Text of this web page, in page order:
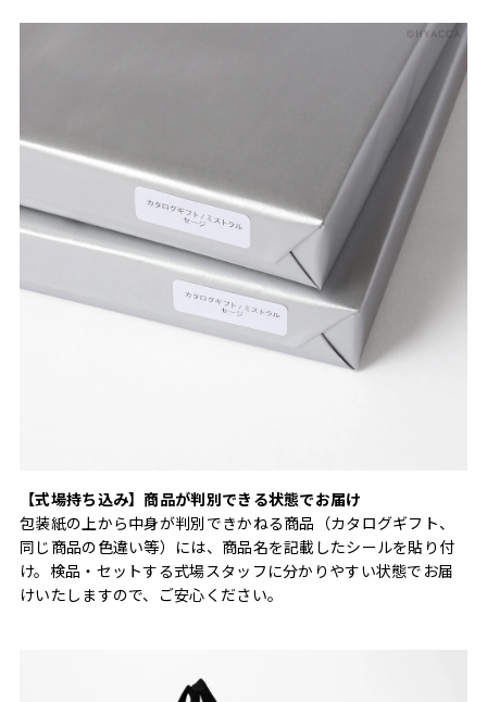
【式場持ち込み】商品が判別できる状態でお届け
包装紙の上から中身が判別できかねる商品（カタログギフト、
同じ商品の色違い等）には、商品名を記載したシールを貼り付
け。検品・セットする式場スタッフに分かりやすい状態でお届
けいたしますので、ご安心ください。